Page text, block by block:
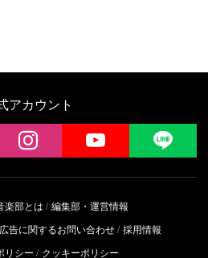
アカウント
instagram YouTube
楽部とは
編集部・運営情報
広告に関するお問い合わせ 採用情報
リシー
クッキーポリシー